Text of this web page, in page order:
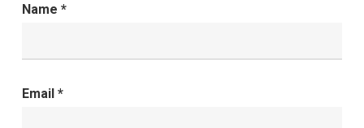
Name *
Email *